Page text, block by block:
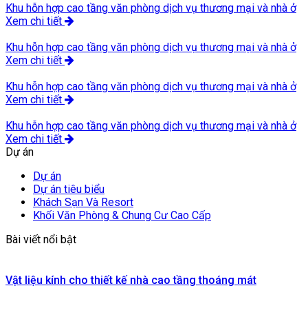
Khu hỗn hợp cao tầng văn phòng dịch vụ thương mại và nhà ở
Xem chi tiết
Khu hỗn hợp cao tầng văn phòng dịch vụ thương mại và nhà ở
Xem chi tiết
Khu hỗn hợp cao tầng văn phòng dịch vụ thương mại và nhà ở
Xem chi tiết
Khu hỗn hợp cao tầng văn phòng dịch vụ thương mại và nhà ở
Xem chi tiết
Dự án
Dự án
Dự án tiêu biểu
Khách Sạn Và Resort
Khối Văn Phòng & Chung Cư Cao Cấp
Bài viết nổi bật
Vật liệu kính cho thiết kế nhà cao tầng thoáng mát